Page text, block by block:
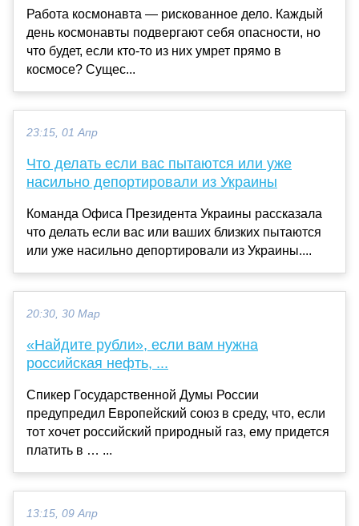
Работа космонавта — рискованное дело. Каждый
день космонавты подвергают себя опасности, но
что будет, если кто-то из них умрет прямо в
космосе? Сущес...
23:15, 01 Апр
Что делать если вас пытаются или уже
насильно депортировали из Украины
Команда Офиса Президента Украины рассказала
что делать если вас или ваших близких пытаются
или уже насильно депортировали из Украины....
20:30, 30 Мар
«Найдите рубли», если вам нужна
российская нефть, ...
Спикер Государственной Думы России
предупредил Европейский союз в среду, что, если
тот хочет российский природный газ, ему придется
платить в … ...
13:15, 09 Апр